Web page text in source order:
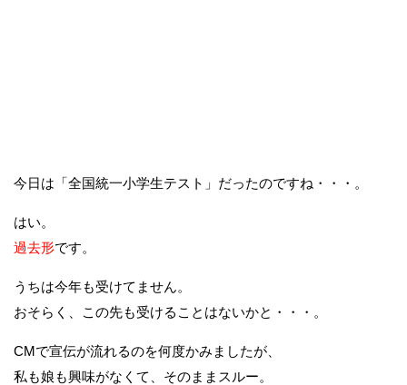
今日は「全国統一小学生テスト」だったのですね・・・。
はい。
過去形です。
うちは今年も受けてません。
おそらく、この先も受けることはないかと・・・。
CMで宣伝が流れるのを何度かみましたが、
私も娘も興味がなくて、そのままスルー。